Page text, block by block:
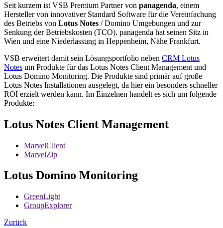
Seit kurzem ist VSB Premium Partner von panagenda, einem
Hersteller von innovativer Standard Software für die Vereinfachung
des Betriebs von Lotus Notes / Domino Umgebungen und zur
Senkung der Betriebskosten (TCO). panagenda hat seinen Sitz in
Wien und eine Niederlassung in Heppenheim, Nähe Frankfurt.
VSB erweitert damit sein Lösungsportfolio neben CRM Lotus
Notes um Produkte für das Lotus Notes Client Management und
Lotus Domino Monitoring. Die Produkte sind primär auf große
Lotus Notes Installationen ausgelegt, da hier ein besonders schneller
ROI erzielt werden kann. Im Einzelnen handelt es sich um folgende
Produkte:
Lotus Notes Client Management
MarvelClient
MarvelZip
Lotus Domino Monitoring
GreenLight
GroupExplorer
Zurück